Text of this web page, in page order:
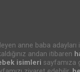
anne baba
andan itibaren
isimleri sayfamıza